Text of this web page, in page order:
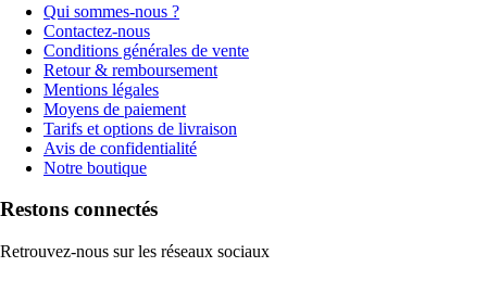
Qui sommes-nous ?
Contactez-nous
Conditions générales de vente
Retour & remboursement
Mentions légales
Moyens de paiement
Tarifs et options de livraison
Avis de confidentialité
Notre boutique
Restons connectés
Retrouvez-nous sur les réseaux sociaux